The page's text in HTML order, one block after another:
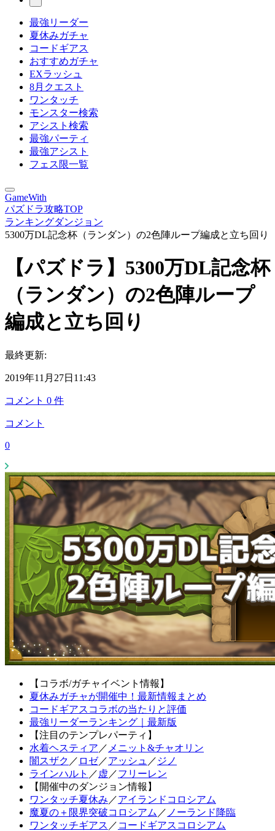
最強リーダー
夏休みガチャ
コードギアス
おすすめガチャ
EXラッシュ
8月クエスト
ワンタッチ
モンスター検索
アシスト検索
最強パーティ
最強アシスト
フェス限一覧
GameWith
パズドラ攻略TOP
ランキングダンジョン
5300万DL記念杯（ランダン）の2色陣ループ編成と立ち回り
【パズドラ】5300万DL記念杯
（ランダン）の2色陣ループ
編成と立ち回り
最終更新:
2019年11月27日11:43
コメント 0 件
コメント
0
【コラボ/ガチャイベント情報】
夏休みガチャが開催中！最新情報まとめ
コードギアスコラボの当たりと評価
最強リーダーランキング｜最新版
【注目のテンプレパーティ】
水着ヘスティア ／ メニット&チャオリン
闇スザク ／ ロゼ／アッシュ ／ ジノ
ラインハルト ／ 虚 ／フリーレン
【開催中のダンジョン情報】
ワンタッチ夏休み ／アイランドコロシアム
魔夏の＋限界突破コロシアム ／ ノーランド降臨
ワンタッチギアス ／ コードギアスコロシアム